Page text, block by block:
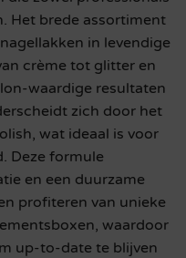
Het brede assortiment
in levendige
crème tot glitter en
waardige resultaten
zich door het
wat ideaal is voor
Deze formule
en een duurzame
profiteren van unieke
waardoor
up-to-date te blijven